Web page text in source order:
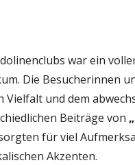
war ein
Die Besucherinnen
Vielfalt und dem
Beiträge von
für viel
Akzenten.